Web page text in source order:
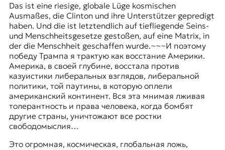
Das ist eine riesige, globale Lüge kosmischen
Ausmaßes, die Clinton und ihre Unterstützer gepredigt
haben. Und die ist letztendlich auf tiefliegende Seins-
und Menschheitsgesetze gestoßen, auf eine Matrix, in
der die Menschheit geschaffen wurde.~~~​И поэтому
победу Трампа я трактую как восстание Америки.
Америка, в своей глубине, восстала против
казуистики либеральных взглядов, либеральной
политики, той паутины, в которую оплели
американский континент. Вся эта мнимая лживая
толерантность и права человека, когда бомбят
другие страны, уничтожают все ростки
свободомыслия…
Это огромная, космическая, глобальная ложь,